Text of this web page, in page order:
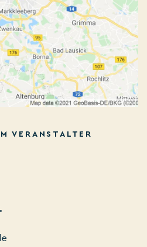
VERANSTALTER